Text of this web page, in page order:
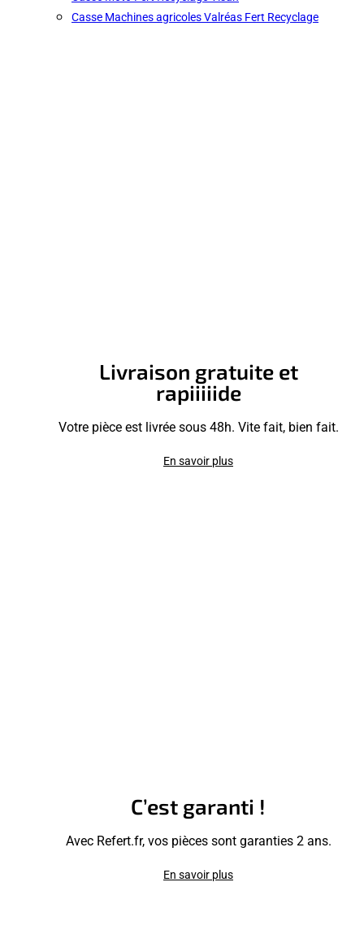
Casse Machines agricoles Valréas Fert Recyclage
Livraison gratuite et
rapiiiiide
Votre pièce est livrée sous 48h. Vite fait, bien fait.
En savoir plus
C’est garanti !
Avec Refert.fr, vos pièces sont garanties 2 ans.
En savoir plus